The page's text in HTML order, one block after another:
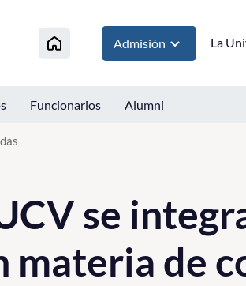
Admisión La
Funcionarios Alumni
se
materia de